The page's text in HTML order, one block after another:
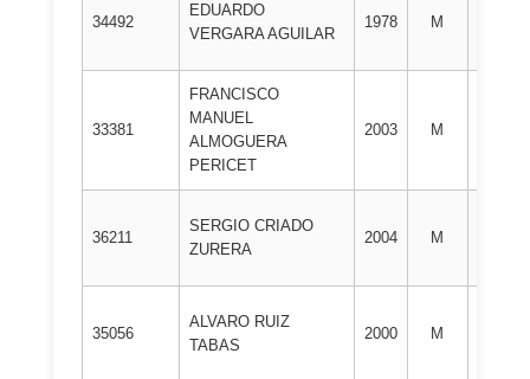
34492
EDUARDO
VERGARA AGUILAR
1978 M
33381
FRANCISCO
MANUEL
ALMOGUERA
PERICET
2003 M
36211
SERGIO CRIADO
ZURERA
2004 M
35056
ALVARO RUIZ
TABAS
2000 M